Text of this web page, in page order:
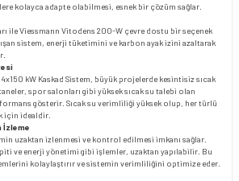
kolayca adapte olabilmesi, esnek bir çözüm sağlar.
ile Viessmann Vitodens 200-W çevre dostu bir seçenek
sistem, enerji tüketimini ve karbon ayak izini azaltarak
kW Kaskad Sistem, büyük projelerde kesintisiz sıcak
spor salonları gibi yüksek sıcak su talebi olan
gösterir. Sıcak su verimliliği yüksek olup, her türlü
için idealdir.
İzleme
uzaktan izlenmesi ve kontrol edilmesi imkanı sağlar.
ve enerji yönetimi gibi işlemler, uzaktan yapılabilir. Bu
kolaylaştırır ve sistemin verimliliğini optimize eder.